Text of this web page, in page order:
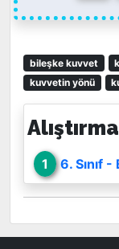
bileşke kuvvet
kuvvetin yönü
1 6. Sınıf